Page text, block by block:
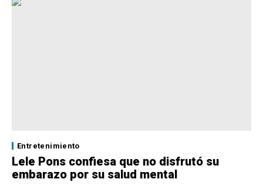
Entretenimiento
Lele Pons confiesa que no disfrutó su
embarazo por su salud mental